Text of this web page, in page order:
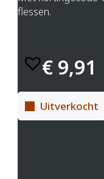
flessen.
€ 9,91
Uitverkocht